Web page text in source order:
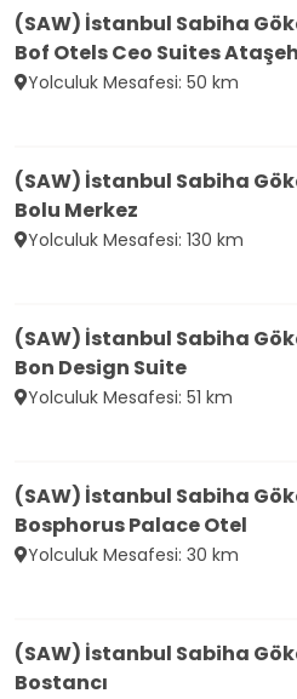
(SAW) İstanbul Sabiha
Bof Otels Ceo Suites
Yolculuk Mesafesi: 50 km
(SAW) İstanbul Sabiha
Bolu Merkez
Yolculuk Mesafesi: 130 km
(SAW) İstanbul Sabiha
Bon Design Suite
Yolculuk Mesafesi: 51 km
(SAW) İstanbul Sabiha
Bosphorus Palace Otel
Yolculuk Mesafesi: 30 km
(SAW) İstanbul Sabiha
Bostancı